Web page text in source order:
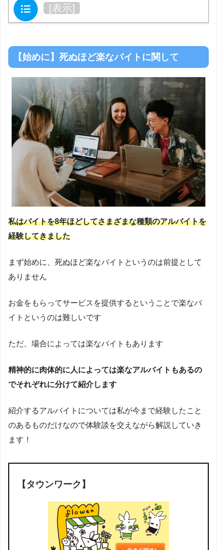
目次 [表示]
【始めに】死ぬほど楽なバイトに関して
私はバイトを8年ほどしてさまざまな種類のアルバイトを
経験してきました
まず始めに、死ぬほど楽なバイトというのは前提として
ありません
お金をもらってサービスを提供するということで楽なバ
イトというのは難しいです
ただ、場合によっては楽なバイトもあります
精神的に肉体的に人によっては楽なアルバイトもあるの
でそれぞれに分けて紹介します
紹介するアルバイトについては私が今まで経験したこと
のあるものだけなので体験談を交えながら解説していき
ます！
【タウンワーク】